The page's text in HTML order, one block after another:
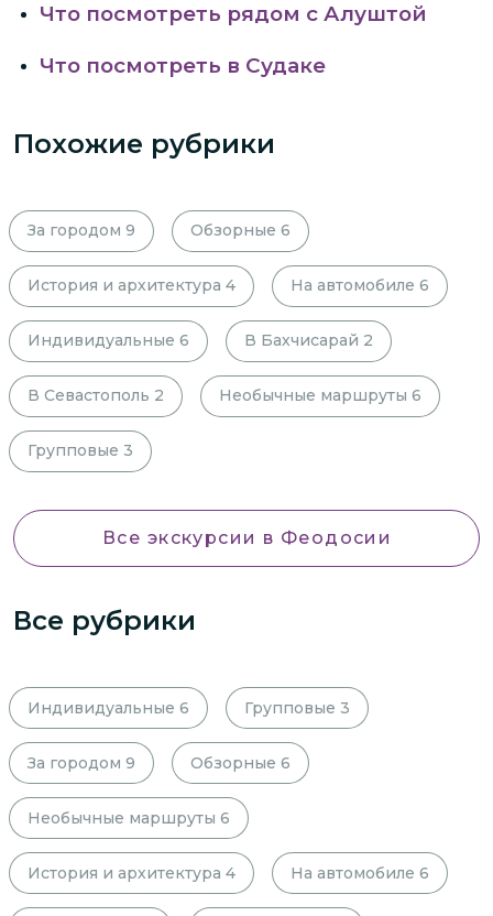
Что посмотреть рядом с Алуштой
Что посмотреть в Судаке
Похожие рубрики
За городом 9 Обзорные 6
История и архитектура 4 На автомобиле 6
Индивидуальные 6 В Бахчисарай 2
В Севастополь 2 Необычные маршруты 6
Групповые 3
Все экскурсии в Феодосии
Все рубрики
Индивидуальные 6 Групповые 3
За городом 9 Обзорные 6
Необычные маршруты 6
История и архитектура 4 На автомобиле 6